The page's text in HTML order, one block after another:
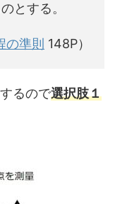
とする。
の準則 148P）
るので選択肢１